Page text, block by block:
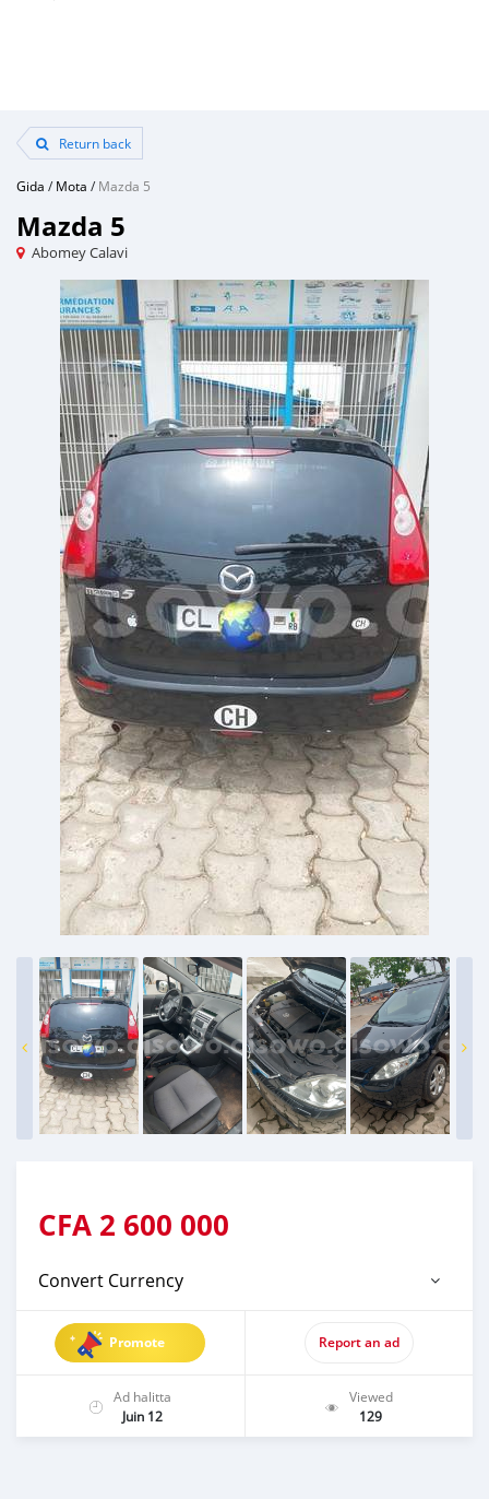
Return back
Gida /Mota /Mazda 5
Mazda 5
Abomey Calavi
CFA 2 600 000
Convert Currency
Promote Report an ad
Ad halitta
Juin 12
Viewed
129